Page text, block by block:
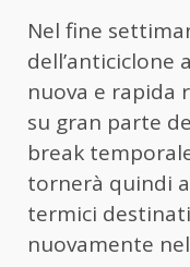
Nel fine
dell’anticiclone
nuova e rapida
su gran parte
break
tornerà quindi
termici
nuovamente